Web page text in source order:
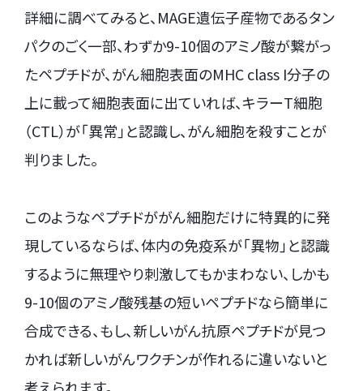
詳細に調べてみると、MAGE遺伝子産物であるタン
パクのごく一部、わずか9-10個のアミノ酸が繋がっ
たペプチドが、がん細胞表面のMHC class I分子の
上に載って細胞表面に出ていれば、キラーT細胞
（CTL）が「異常」と認識し、がん細胞を殺すことが
判りました。
このようなペプチドががん細胞だけに特異的に発
現しているならば、体内の免疫系が「異物」と認識
するように無理やり刺激してもかまわない、しかも
9-10個のアミノ酸残基の短いペプチドなら簡単に
合成できる、もし、新しいがん抗原ペプチドが見つ
かれば新しいがんワクチンが作れるに違いないと
考えられます。